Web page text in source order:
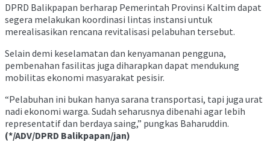
DPRD Balikpapan berharap Pemerintah Provinsi Kaltim dapat
segera melakukan koordinasi lintas instansi untuk
merealisasikan rencana revitalisasi pelabuhan tersebut.
Selain demi keselamatan dan kenyamanan pengguna,
pembenahan fasilitas juga diharapkan dapat mendukung
mobilitas ekonomi masyarakat pesisir.
“Pelabuhan ini bukan hanya sarana transportasi, tapi juga urat
nadi ekonomi warga. Sudah seharusnya dibenahi agar lebih
representatif dan berdaya saing,” pungkas Baharuddin.
(*/ADV/DPRD Balikpapan/jan)